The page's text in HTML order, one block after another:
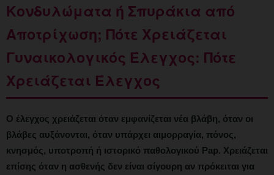
Κονδυλώματα ή Σπυράκια από
Αποτρίχωση; Πότε Χρειάζεται
Γυναικολογικός Έλεγχος: Πότε
Χρειάζεται Έλεγχος
Ο έλεγχος χρειάζεται όταν εμφανίζεται νέα βλάβη, όταν οι
βλάβες αυξάνονται, όταν υπάρχει αιμορραγία, πόνος,
κνησμός, υποτροπή ή ιστορικό παθολογικού Pap. Χρειάζεται
επίσης όταν η ασθενής δεν είναι σίγουρη αν πρόκειται για